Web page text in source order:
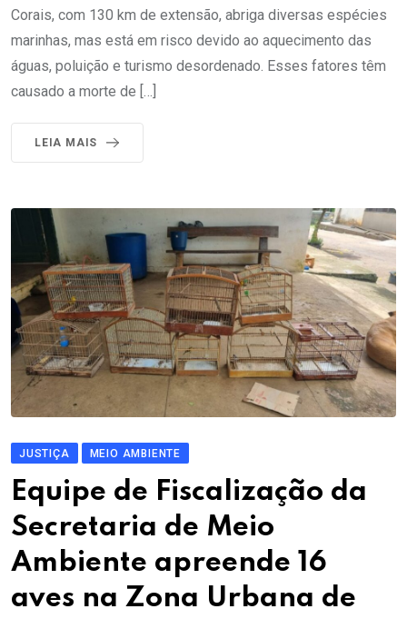
Corais, com 130 km de extensão, abriga diversas espécies
marinhas, mas está em risco devido ao aquecimento das
águas, poluição e turismo desordenado. Esses fatores têm
causado a morte de […]
LEIA MAIS
JUSTIÇA MEIO AMBIENTE
Equipe de Fiscalização da
Secretaria de Meio
Ambiente apreende 16
aves na Zona Urbana de